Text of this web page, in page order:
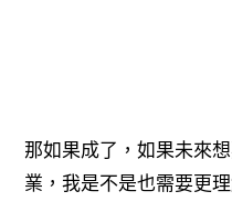
那如果成了，如果未來
業，我是不是也需要更